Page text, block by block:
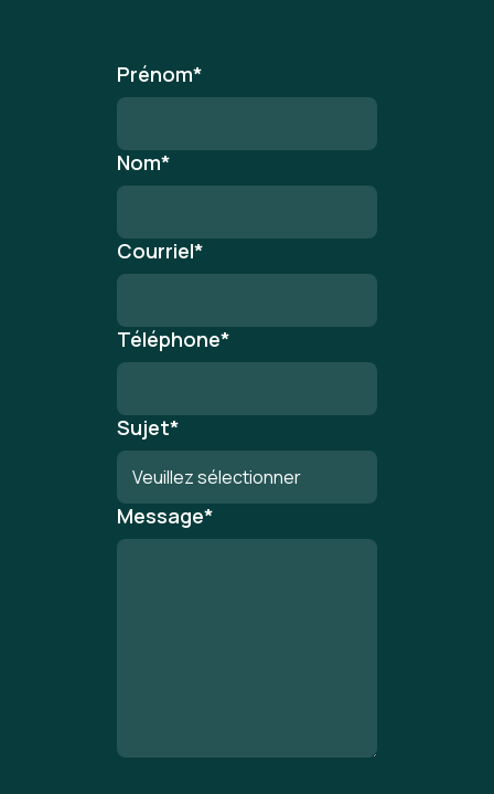
Prénom*
Nom*
Courriel*
Téléphone*
Sujet*
Message*